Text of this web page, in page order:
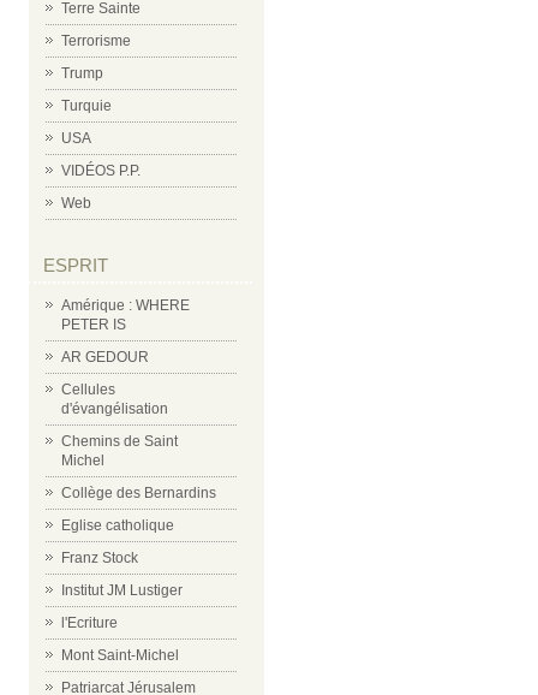
Terre Sainte
Terrorisme
Trump
Turquie
USA
VIDÉOS P.P.
Web
ESPRIT
Amérique : WHERE
PETER IS
AR GEDOUR
Cellules
d'évangélisation
Chemins de Saint
Michel
Collège des Bernardins
Eglise catholique
Franz Stock
Institut JM Lustiger
l'Ecriture
Mont Saint-Michel
Patriarcat Jérusalem